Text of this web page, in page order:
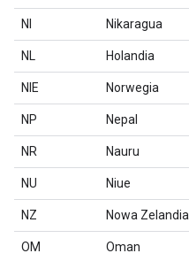
NI Nikaragua
NL Holandia
NIE Norwegia
NP Nepal
NR Nauru
NU Niue
NZ Nowa Zelandia
OM Oman